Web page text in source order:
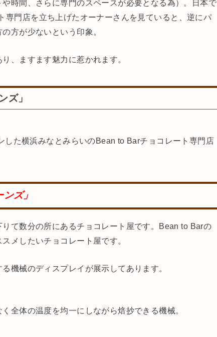
時間、さらに専門のスペースが必要となる為）。日本で
専門店を立ち上げたオーナーさんを見ていると、逆にパ
方が少ないという印象。
、ますます魅力に惹かれます。
ズ」
した横浜みなとみらいのBean to Barチョコレート専門店
ズ」
て数分の所にあるチョコレート屋です。Bean to Barの
メしたいチョコレート屋です。
機械のディスプレイが展示してあります。
全体の温度を均一にしながら焙抄できる機械。